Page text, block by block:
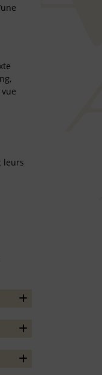
leurs